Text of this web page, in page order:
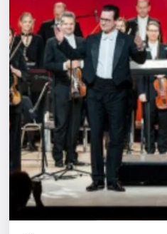
Экскурсии
Спорт
События
Города
Площадки
Артисты